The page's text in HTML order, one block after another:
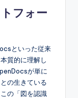
フォー
といった従来
質的に理解し
が単に
の生きている
の「図を認識